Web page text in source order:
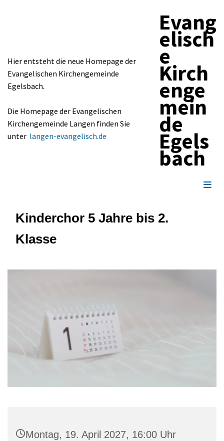
Hier entsteht die neue Homepage der
Evangelischen Kirchengemeinde
Egelsbach.
Die Homepage der Evangelischen
Kirchengemeinde Langen finden Sie
unter langen-evangelisch.de
Evang
elisch
e
Kirch
enge
mein
de
Egels
bach
Kinderchor 5 Jahre bis 2.
Klasse
Montag, 19. April 2027, 16:00 Uhr